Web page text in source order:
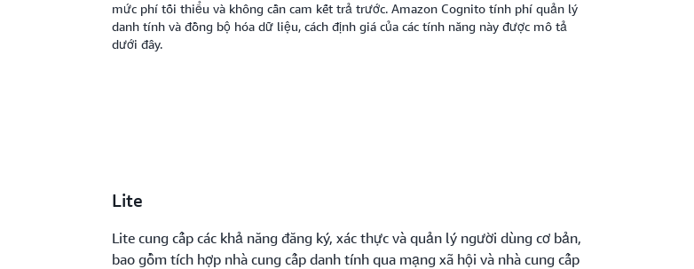
mức phí tối thiểu và không cần cam kết trả trước. Amazon Cognito tính phí quản lý
danh tính và đồng bộ hóa dữ liệu, cách định giá của các tính năng này được mô tả
dưới đây.
Lite
Lite cung cấp các khả năng đăng ký, xác thực và quản lý người dùng cơ bản,
bao gồm tích hợp nhà cung cấp danh tính qua mạng xã hội và nhà cung cấp